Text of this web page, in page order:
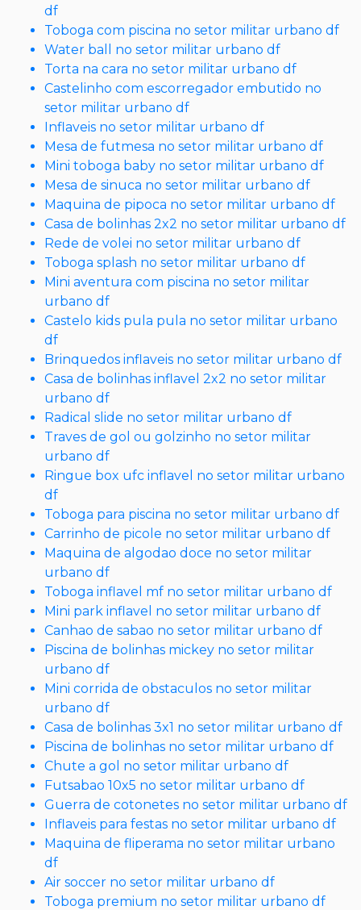
df
Toboga com piscina no setor militar urbano df
Water ball no setor militar urbano df
Torta na cara no setor militar urbano df
Castelinho com escorregador embutido no
setor militar urbano df
Inflaveis no setor militar urbano df
Mesa de futmesa no setor militar urbano df
Mini toboga baby no setor militar urbano df
Mesa de sinuca no setor militar urbano df
Maquina de pipoca no setor militar urbano df
Casa de bolinhas 2x2 no setor militar urbano df
Rede de volei no setor militar urbano df
Toboga splash no setor militar urbano df
Mini aventura com piscina no setor militar
urbano df
Castelo kids pula pula no setor militar urbano
df
Brinquedos inflaveis no setor militar urbano df
Casa de bolinhas inflavel 2x2 no setor militar
urbano df
Radical slide no setor militar urbano df
Traves de gol ou golzinho no setor militar
urbano df
Ringue box ufc inflavel no setor militar urbano
df
Toboga para piscina no setor militar urbano df
Carrinho de picole no setor militar urbano df
Maquina de algodao doce no setor militar
urbano df
Toboga inflavel mf no setor militar urbano df
Mini park inflavel no setor militar urbano df
Canhao de sabao no setor militar urbano df
Piscina de bolinhas mickey no setor militar
urbano df
Mini corrida de obstaculos no setor militar
urbano df
Casa de bolinhas 3x1 no setor militar urbano df
Piscina de bolinhas no setor militar urbano df
Chute a gol no setor militar urbano df
Futsabao 10x5 no setor militar urbano df
Guerra de cotonetes no setor militar urbano df
Inflaveis para festas no setor militar urbano df
Maquina de fliperama no setor militar urbano
df
Air soccer no setor militar urbano df
Toboga premium no setor militar urbano df